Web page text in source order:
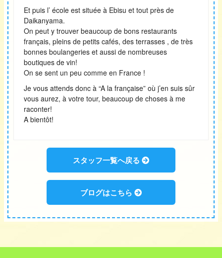
Et puis l’ école est située à Ebisu et tout près de
Daikanyama.
On peut y trouver beaucoup de bons restaurants
français, pleins de petits cafés, des terrasses , de très
bonnes boulangeries et aussi de nombreuses
boutiques de vin!
On se sent un peu comme en France !
Je vous attends donc à “A la française” où j’en suis sûr
vous aurez, à votre tour, beaucoup de choses à me
raconter!
A bientôt!
スタッフ一覧へ戻る
ブログはこちら